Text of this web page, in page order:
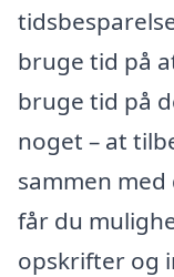
bruge tid på
bruge tid på
noget – at
sammen
får du
opskrifter og